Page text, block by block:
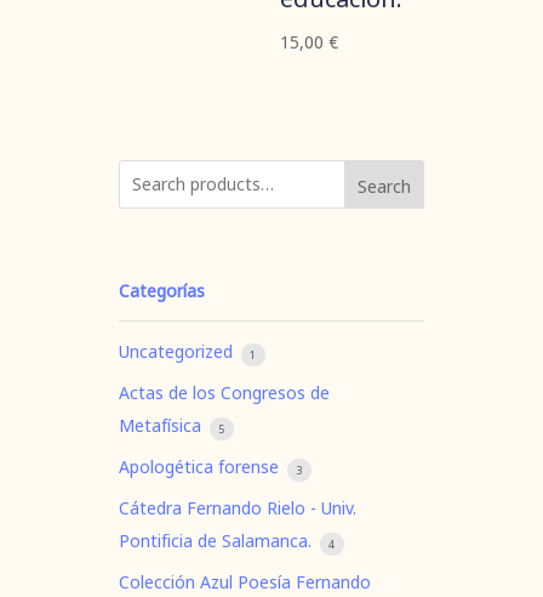
15,00 €
Search
Categorías
Uncategorized 1
Actas de los Congresos de
Metafísica
5
Apologética forense 3
Cátedra Fernando Rielo - Univ.
Pontificia de Salamanca.
4
Colección Azul Poesía Fernando